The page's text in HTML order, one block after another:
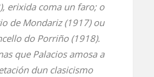
erixida coma un faro; o
de Mondariz (1917) ou
do Porriño (1918).
que Palacios amosa a
dun clasicismo